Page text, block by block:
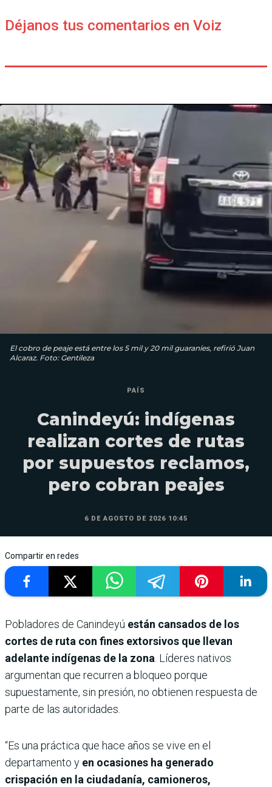
Déjanos tus comentarios en Voiz
El cobro de peaje está entre los 5 mil y 20 mil guaraníes, refirió Juan
Alcaraz. Foto: Gentileza
PAÍS
Canindeyú: indígenas
realizan cortes de rutas
por supuestos reclamos,
pero cobran peajes
6 DE AGOSTO DE 2026 10:45
Compartir en redes
Pobladores de Canindeyú están cansados de los
cortes de ruta con fines extorsivos que llevan
adelante indígenas de la zona . Líderes nativos
argumentan que recurren a bloqueo porque
supuestamente, sin presión, no obtienen respuesta de
parte de las autoridades.
“Es una práctica que hace años se vive en el
departamento y en ocasiones ha generado
crispación en la ciudadanía, camioneros,